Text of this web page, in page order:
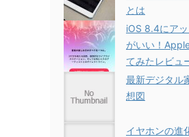
とは
iOS 8.4にア
がいい！
てみたレビュ
最新デジタル
想図
イヤホンの進